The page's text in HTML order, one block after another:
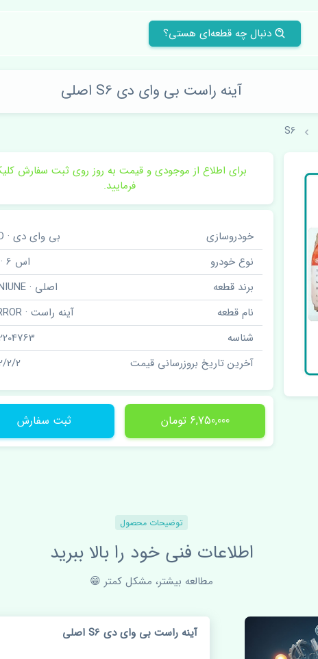
دنبال چه قطعه‌ای هستی؟
آینه راست بی وای دی S6 اصلی
S6
برای اطلاع از موجودی و قیمت به روز روی ثبت سفارش
فرمایید.
خودروسازی
بی وای دی · BYD
نوع خودرو
اس 6 · S6
برند قطعه
اصلی · GENIUNE
نام قطعه
آینه راست · MIRROR
شناسه
آخرین تاریخ بروزرسانی قیمت
2/2
6,750,000 تومان ثبت سفارش
توضیحات محصول
اطلاعات فنی خود را بالا ببرید
مطالعه بیشتر، مشکل کمتر 😁
آینه راست بی وای دی S6 اصلی